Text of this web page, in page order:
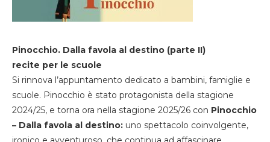
Pinocchio. Dalla favola al destino (parte II)
recite per le scuole
Si rinnova l’appuntamento dedicato a bambini, famiglie e
scuole. Pinocchio è stato protagonista della stagione
2024/25, e torna ora nella stagione 2025/26 con Pinocchio
– Dalla favola al destino: uno spettacolo coinvolgente,